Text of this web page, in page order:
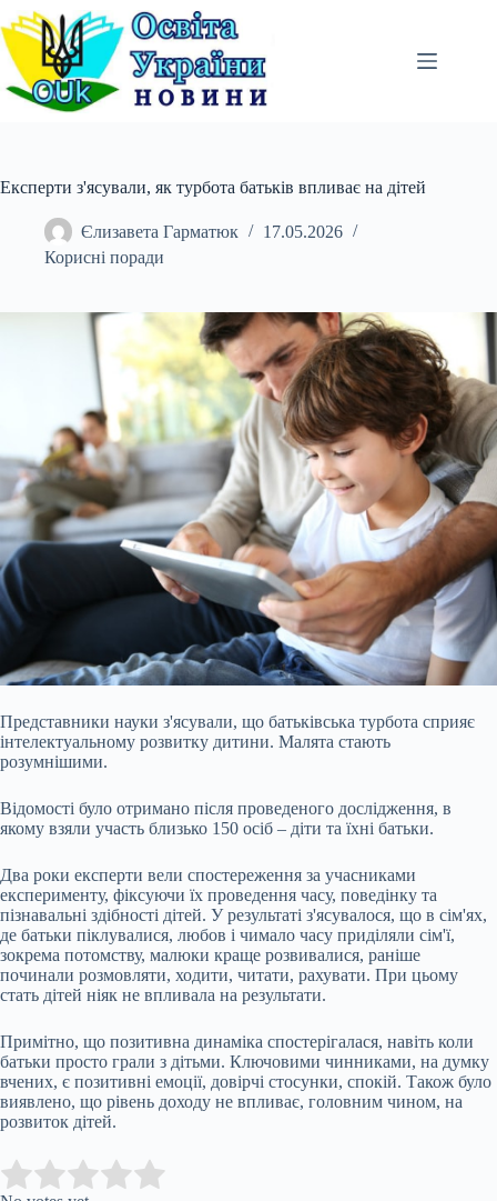
Перейти
до
вмісту
Експерти з'ясували, як турбота батьків впливає на дітей
Єлизавета Гарматюк
17.05.2026
Корисні поради
Представники науки з'ясували, що батьківська турбота сприяє
інтелектуальному розвитку дитини. Малята стають
розумнішими.
Відомості було отримано після проведеного дослідження, в
якому взяли участь близько 150 осіб – діти та їхні батьки.
Два роки експерти вели спостереження за учасниками
експерименту, фіксуючи їх проведення часу, поведінку та
пізнавальні здібності дітей. У результаті з'ясувалося, що в сім'ях,
де батьки піклувалися, любов і чимало часу приділяли сім'ї,
зокрема потомству, малюки краще розвивалися, раніше
починали розмовляти, ходити, читати, рахувати. При цьому
стать дітей ніяк не впливала на результати.
Примітно, що позитивна динаміка спостерігалася, навіть коли
батьки просто грали з дітьми. Ключовими чинниками, на думку
вчених, є позитивні емоції, довірчі стосунки, спокій. Також було
виявлено, що рівень доходу не впливає, головним чином, на
розвиток дітей.
Rate this item: